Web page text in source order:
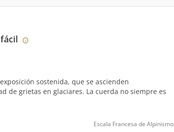
sostenida, que se ascienden
de grietas en glaciares. La cuerda no siempre es
Escala Francesa de Alpinismo